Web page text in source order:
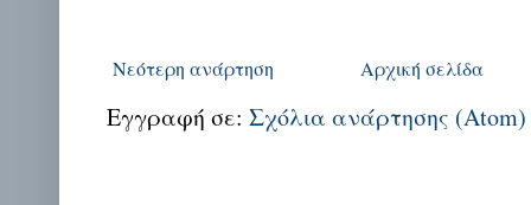
Νεότερη ανάρτηση Αρχική σελίδα
Εγγραφή σε: Σχόλια ανάρτησης (Atom)